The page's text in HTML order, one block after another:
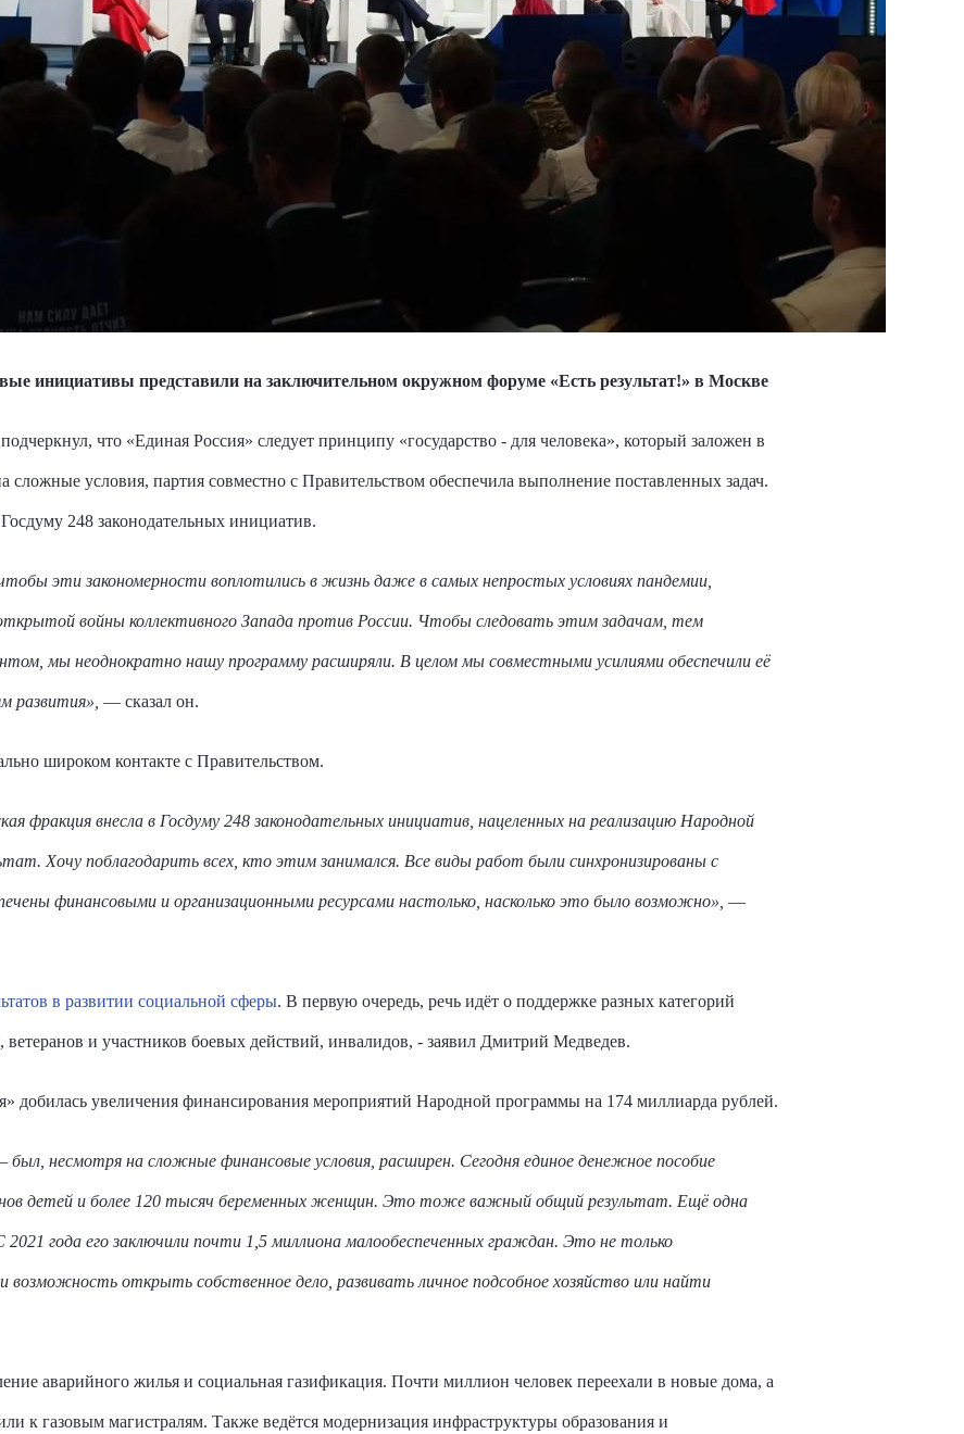
инициативы представили на заключительном окружном форуме «Есть результат!» в Москве
что «Единая Россия» следует принципу «государство - для человека», который заложен в
условия, партия совместно с Правительством обеспечила выполнение поставленных задач.
248 законодательных инициатив.
эти закономерности воплотились в жизнь даже в самых непростых условиях пандемии,
войны коллективного Запада против России. Чтобы следовать этим задачам, тем
мы неоднократно нашу программу расширяли. В целом мы совместными усилиями обеспечили её
развития», — сказал он.
широком контакте с Правительством.
фракция внесла в Госдуму 248 законодательных инициатив, нацеленных на реализацию Народной
Хочу поблагодарить всех, кто этим занимался. Все виды работ были синхронизированы с
финансовыми и организационными ресурсами настолько, насколько это было возможно», —
в развитии социальной сферы. В первую очередь, речь идёт о поддержке разных категорий
и участников боевых действий, инвалидов, - заявил Дмитрий Медведев.
добилась увеличения финансирования мероприятий Народной программы на 174 миллиарда рублей.
несмотря на сложные финансовые условия, расширен. Сегодня единое денежное пособие
детей и более 120 тысяч беременных женщин. Это тоже важный общий результат. Ещё одна
года его заключили почти 1,5 миллиона малообеспеченных граждан. Это не только
открыть собственное дело, развивать личное подсобное хозяйство или найти
аварийного жилья и социальная газификация. Почти миллион человек переехали в новые дома, а
к газовым магистралям. Также ведётся модернизация инфраструктуры образования и